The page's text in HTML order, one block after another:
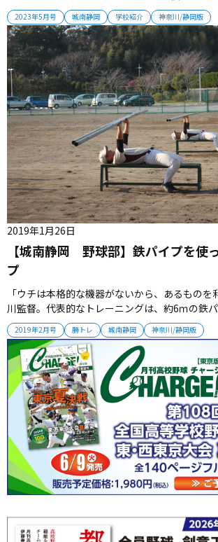
2023年5月号 城南静岡 学校紹介 神奈川/静岡版
岡。名将による熱のこもった指導が、選手たち
る。（取材・栗山司） ■甲子園を知る名将が
の練習じゃない。試合のための練習をするん
でも正面で捕る...
2019年2月号 勝トレ 城南静岡 神奈川/静岡版
【城南静岡 野球部】鉄パイプを使
プ
2019年1月26日
「ウチは本格的な機器がないから、あるもの
川監督。代表的なトレーニングは、約6ｍの鉄
るもの。筋肉量がアップするだけでなく、バラ
ができる。短めの鉄パイプでは素振りも。その
グが速くなっている。また、石柱を持って握力
を凝らしたトレーニ...